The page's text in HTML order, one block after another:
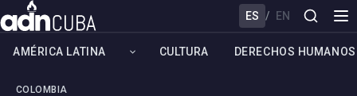
ES / EN
AMÉRICA LATINA
COLOMBIA
CULTURA DERECHOS HUMANOS